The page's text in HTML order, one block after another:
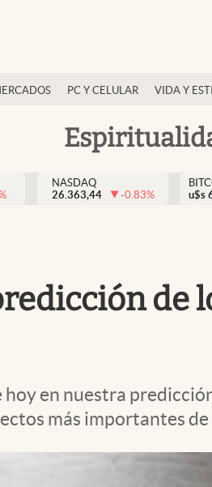
PC Y CELULAR VIDA Y
NASDAQ
26.363,44
-0.83%
u$s
de
en nuestra
más importantes